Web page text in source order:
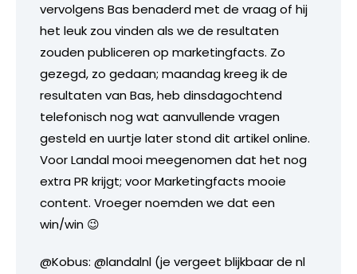
vervolgens Bas benaderd met de vraag of hij
het leuk zou vinden als we de resultaten
zouden publiceren op marketingfacts. Zo
gezegd, zo gedaan; maandag kreeg ik de
resultaten van Bas, heb dinsdagochtend
telefonisch nog wat aanvullende vragen
gesteld en uurtje later stond dit artikel online.
Voor Landal mooi meegenomen dat het nog
extra PR krijgt; voor Marketingfacts mooie
content. Vroeger noemden we dat een
win/win 😉
@Kobus: @landalnl (je vergeet blijkbaar de nl